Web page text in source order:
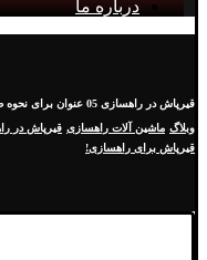
درباره ما
قیرپاش در راهسازی 05 عنوان برای نحوه صحیح استفاده از قیرپاش برای راهسازی!
وبلاگ ماشین آلات راهسازی
قیرپاش برای راهسازی!